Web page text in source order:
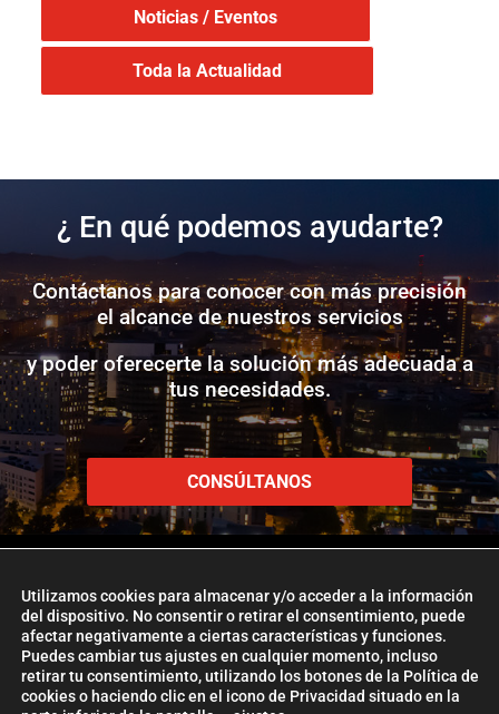
Noticias / Eventos
Toda la Actualidad
¿ En qué podemos ayudarte?
Contáctanos para conocer con más precisión
el alcance de nuestros servicios
y poder oferecerte la solución más adecuada a
tus necesidades.
CONSÚLTANOS
www.etlglobaladd.com
Copyright 2024 © ETL GLOBAL ADD
Utilizamos cookies para almacenar y/o acceder a la información
del dispositivo. No consentir o retirar el consentimiento, puede
afectar negativamente a ciertas características y funciones.
Puedes cambiar tus ajustes en cualquier momento, incluso
retirar tu consentimiento, utilizando los botones de la Política de
cookies o haciendo clic en el icono de Privacidad situado en la